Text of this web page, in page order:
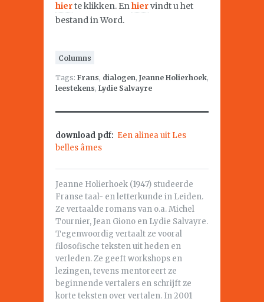
hierte klikken. Enhiervindt u het
bestand in Word.
Columns
Tags: Frans, dialogen, Jeanne Holierhoek,
leestekens, Lydie Salvayre
download pdf: Een alinea uit Les
belles âmes
Jeanne Holierhoek (1947) studeerde
Franse taal- en letterkunde in Leiden.
Ze vertaalde romans van o.a. Michel
Tournier, Jean Giono en Lydie Salvayre.
Tegenwoordig vertaalt ze vooral
filosofische teksten uit heden en
verleden. Ze geeft workshops en
lezingen, tevens mentoreert ze
beginnende vertalers en schrijft ze
korte teksten over vertalen. In 2001